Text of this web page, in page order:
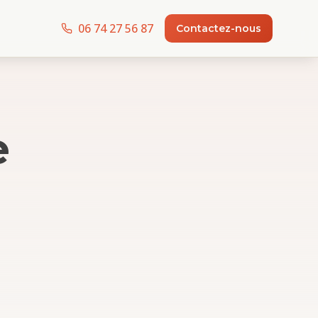
06 74 27 56 87 Contactez-nous